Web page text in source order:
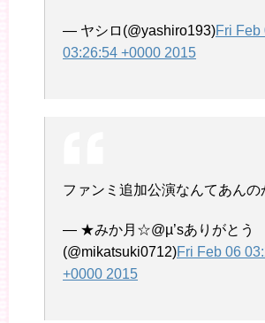
— ヤシロ(@yashiro193)Fri Feb
03:26:54 +0000 2015
ファンミ追加公演なんてあん
— ★みか月☆@µ’sありがとう
(@mikatsuki0712)Fri Feb 06
+0000 2015